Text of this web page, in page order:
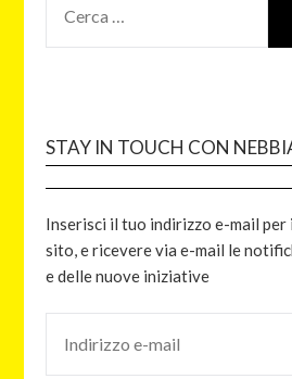
STAY IN TOUCH CON
Inserisci il tuo indirizzo e-mail
sito, e ricevere via e-mail le
e delle nuove iniziative